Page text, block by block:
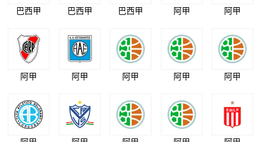
巴西甲 巴西甲 巴西甲 阿甲 阿甲
阿甲 阿甲 阿甲 阿甲 阿甲